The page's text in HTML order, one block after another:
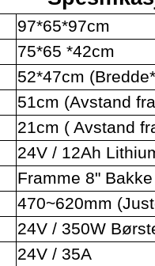
97*65*97cm
75*65 *42cm
52*47cm
51cm (Avstand
21cm ( Avstand
24V / 12Ah
Framme 8"
470~620mm
24V / 350W
24V / 35A